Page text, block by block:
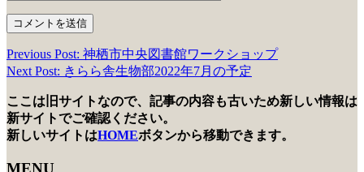
投
ナ
ビ
ゲ
Previous Post: 神栖市中央図書館ワークショップ
Next Post: きらら舎生物部2022年7月の予定
ここは旧サイトなので、記事の内容も古いため新しい情報は
新サイトでご確認ください。
新しいサイトはHOMEボタンから移動できます。
MENU